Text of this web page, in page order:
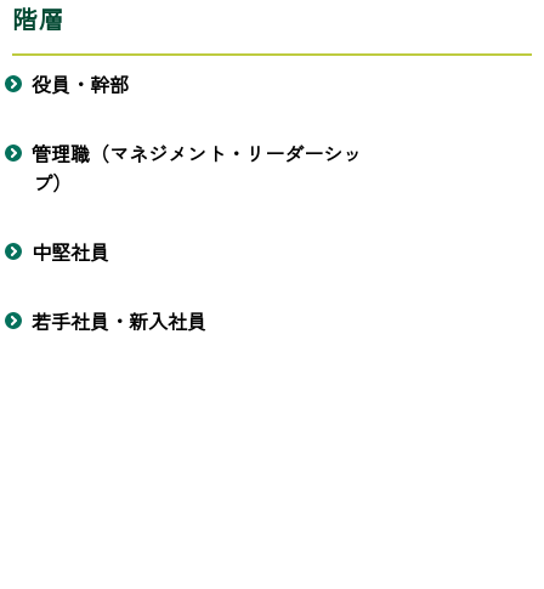
階層
役員・幹部
管理職（マネジメント・リーダーシッ
プ）
中堅社員
若手社員・新入社員